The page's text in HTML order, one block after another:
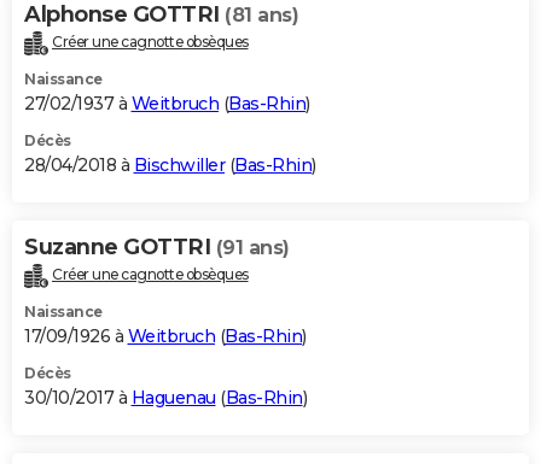
Alphonse GOTTRI (81 ans)
Créer une cagnotte obsèques
Naissance
27/02/1937 à Weitbruch (Bas-Rhin)
Décès
28/04/2018 à Bischwiller(Bas-Rhin)
Suzanne GOTTRI (91 ans)
Créer une cagnotte obsèques
Naissance
17/09/1926 à Weitbruch (Bas-Rhin)
Décès
30/10/2017 à Haguenau (Bas-Rhin)